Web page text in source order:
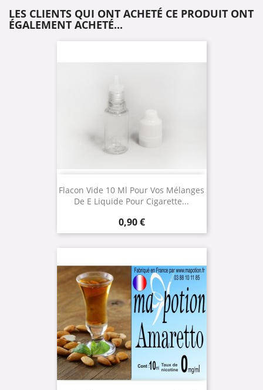
LES CLIENTS QUI ONT ACHETÉ CE PRODUIT ONT
ÉGALEMENT ACHETÉ...
Flacon Vide 10 Ml Pour Vos Mélanges
De E Liquide Pour Cigarette...
Prix
0,90 €